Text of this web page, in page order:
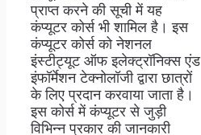
प्राप्त करने की सूची में यह
कंप्यूटर कोर्स भी शामिल है। इस
कंप्यूटर कोर्स को नेशनल
इंस्टीट्यूट ऑफ इलेक्ट्रॉनिक्स एंड
इंफॉर्मेशन टेक्नोलॉजी द्वारा छात्रों
के लिए प्रदान करवाया जाता है।
इस कोर्स में कंप्यूटर से जुड़ी
विभिन्न प्रकार की जानकारी